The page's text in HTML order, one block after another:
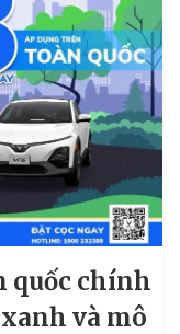
quốc chính
và mô